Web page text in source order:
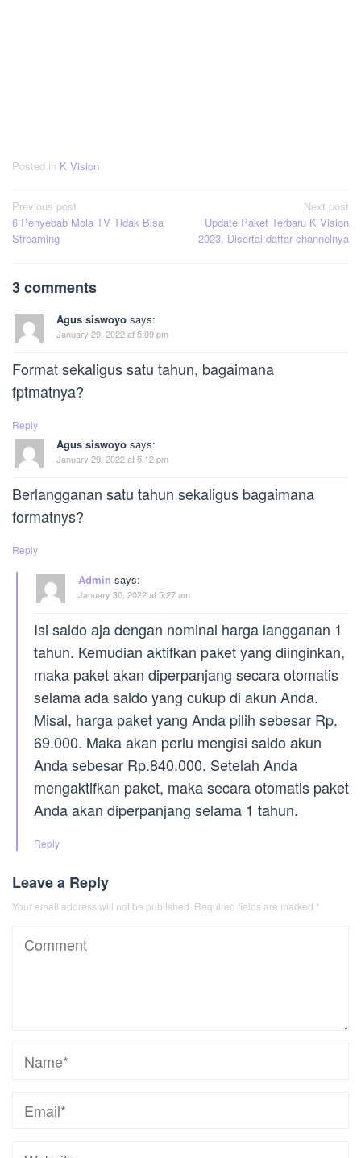
Posted in K Vision
Post
navigation
Previous post
6 Penyebab Mola TV Tidak Bisa
Streaming
Next post
Update Paket Terbaru K Vision
2023, Disertai daftar channelnya
3 comments
Agus siswoyo says:
January 29, 2022 at 5:09 pm
Format sekaligus satu tahun, bagaimana
fptmatnya?
Reply
Agus siswoyo says:
January 29, 2022 at 5:12 pm
Berlangganan satu tahun sekaligus bagaimana
formatnys?
Reply
Admin says:
January 30, 2022 at 5:27 am
Isi saldo aja dengan nominal harga langganan 1
tahun. Kemudian aktifkan paket yang diinginkan,
maka paket akan diperpanjang secara otomatis
selama ada saldo yang cukup di akun Anda.
Misal, harga paket yang Anda pilih sebesar Rp.
69.000. Maka akan perlu mengisi saldo akun
Anda sebesar Rp.840.000. Setelah Anda
mengaktifkan paket, maka secara otomatis paket
Anda akan diperpanjang selama 1 tahun.
Reply
Leave a Reply
Your email address will not be published. Required fields are marked *